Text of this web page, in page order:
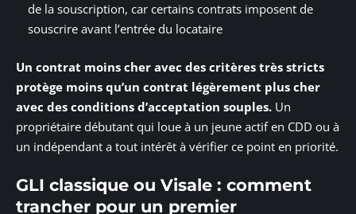
de la souscription, car certains contrats imposent de
souscrire avant l’entrée du locataire
Un contrat moins cher avec des critères très stricts
protège moins qu’un contrat légèrement plus cher
avec des conditions d’acceptation souples. Un
propriétaire débutant qui loue à un jeune actif en CDD ou à
un indépendant a tout intérêt à vérifier ce point en priorité.
GLI classique ou Visale : comment
trancher pour un premier